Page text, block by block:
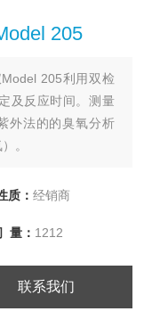
205
205利用双检
及反应时间。测量
外法的的臭氧分析
。
质： 经销商
量： 1212
联系我们